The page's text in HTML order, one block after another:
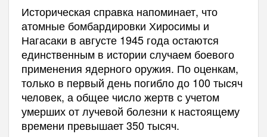
Историческая справка напоминает, что
атомные бомбардировки Хиросимы и
Нагасаки в августе 1945 года остаются
единственным в истории случаем боевого
применения ядерного оружия. По оценкам,
только в первый день погибло до 100 тысяч
человек, а общее число жертв с учетом
умерших от лучевой болезни к настоящему
времени превышает 350 тысяч.